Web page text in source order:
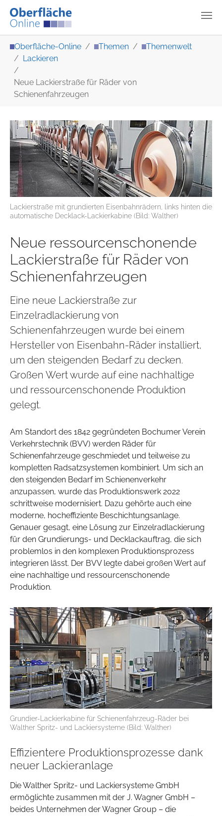
Oberfläche-Online Themen
Themenwelt
Lackieren
Neue Lackierstraße für Räder von
Schienenfahrzeugen
Lackierstraße mit grundierten Eisenbahnrädern, links hinten die
automatische Decklack-Lackierkabine (Bild: Walther)
Neue ressourcenschonende
Lackierstraße für Räder von
Schienenfahrzeugen
Eine neue Lackierstraße zur
Einzelradlackierung von
Schienenfahrzeugen wurde bei einem
Hersteller von Eisenbahn-Räder installiert,
um den steigenden Bedarf zu decken.
Großen Wert wurde auf eine nachhaltige
und ressourcenschonende Produktion
gelegt.
Am Standort des 1842 gegründeten Bochumer Verein
Verkehrstechnik (BVV) werden Räder für
Schienenfahrzeuge geschmiedet und teilweise zu
kompletten Radsatzsystemen kombiniert. Um sich an
den steigenden Bedarf im Schienenverkehr
anzupassen, wurde das Produktionswerk 2022
schrittweise modernisiert. Dazu gehörte auch eine
moderne, hocheffiziente Beschichtungsanlage.
Genauer gesagt, eine Lösung zur Einzelradlackierung
für den Grundierungs- und Decklackauftrag, die sich
problemlos in den komplexen Produktionsprozess
integrieren lässt. Der BVV legte dabei großen Wert auf
eine nachhaltige und ressourcenschonende
Produktion.
Grundier-Lackierkabine für Schienenfahrzeug-Räder bei
Walther Spritz- und Lackiersysteme (Bild: Walther)
Effizientere Produktionsprozesse dank
neuer Lackieranlage
Die Walther Spritz- und Lackiersysteme GmbH
ermöglichte zusammen mit der J. Wagner GmbH –
beides Unternehmen der Wagner Group – die